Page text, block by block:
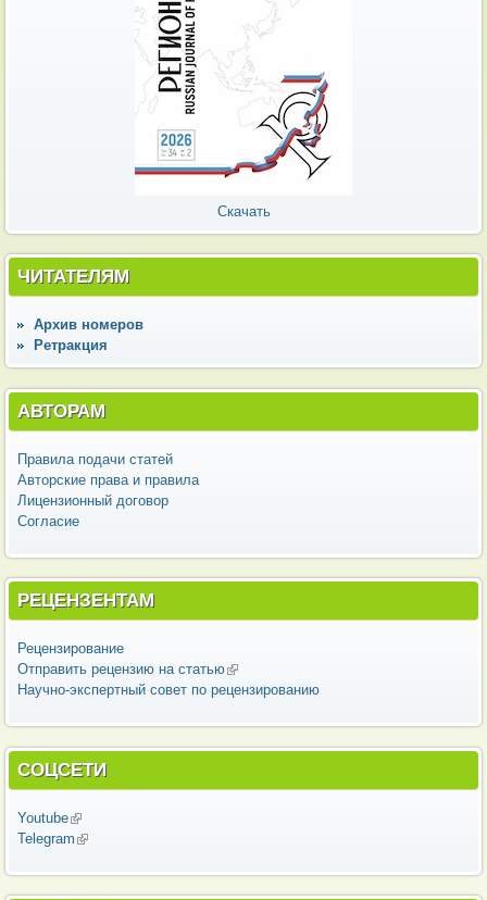
Скачать
ЧИТАТЕЛЯМ
Архив номеров
Ретракция
АВТОРАМ
Правила подачи статей
Авторские права и правила
Лицензионный договор
Согласие
РЕЦЕНЗЕНТАМ
Рецензирование
Отправить рецензию на статью(внешняя ссылка)
Научно-экспертный совет по рецензированию
СОЦСЕТИ
Youtube(внешняя ссылка)
Telegram (внешняя ссылка)